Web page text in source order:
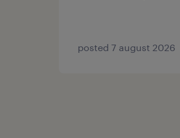
posted 7 august 2026